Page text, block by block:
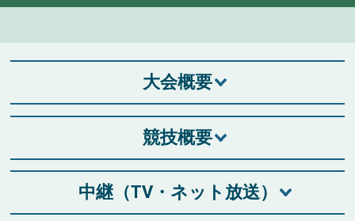
大会概要
競技概要
中継（TV・ネット放送）